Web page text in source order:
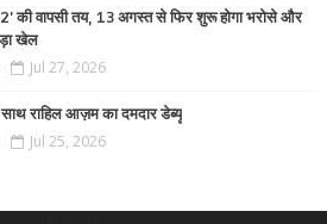
की वापसी तय, 13 अगस्त से फिर शुरू होगा भरोसे और
खेल
Jul 27, 2026
राहिल आज़म का दमदार डेब्यू
Jul 25, 2026